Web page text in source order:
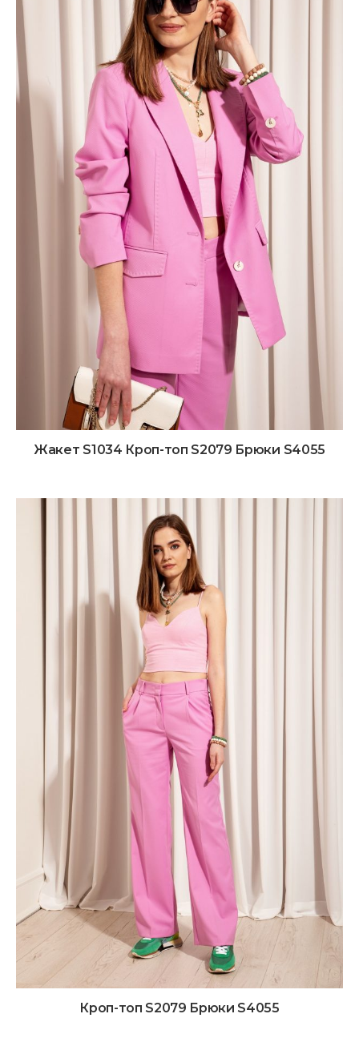
Жакет S1034 Кроп-топ S2079 Брюки S4055
Кроп-топ S2079 Брюки S4055